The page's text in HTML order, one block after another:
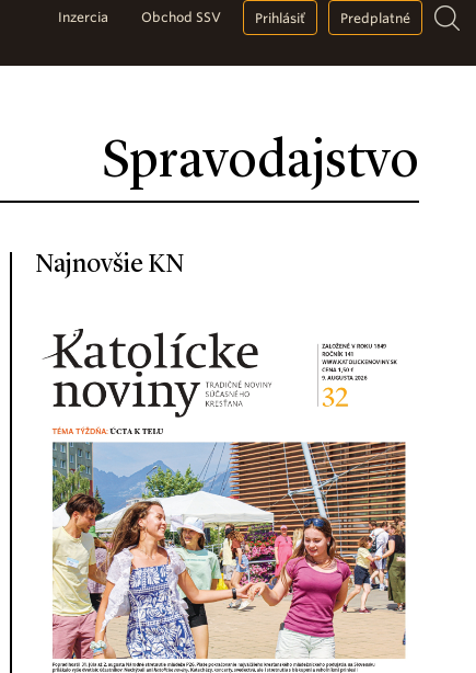
Spravodajstvo
Inzercia Obchod SSV Prihlásiť Predplatné
Najnovšie KN